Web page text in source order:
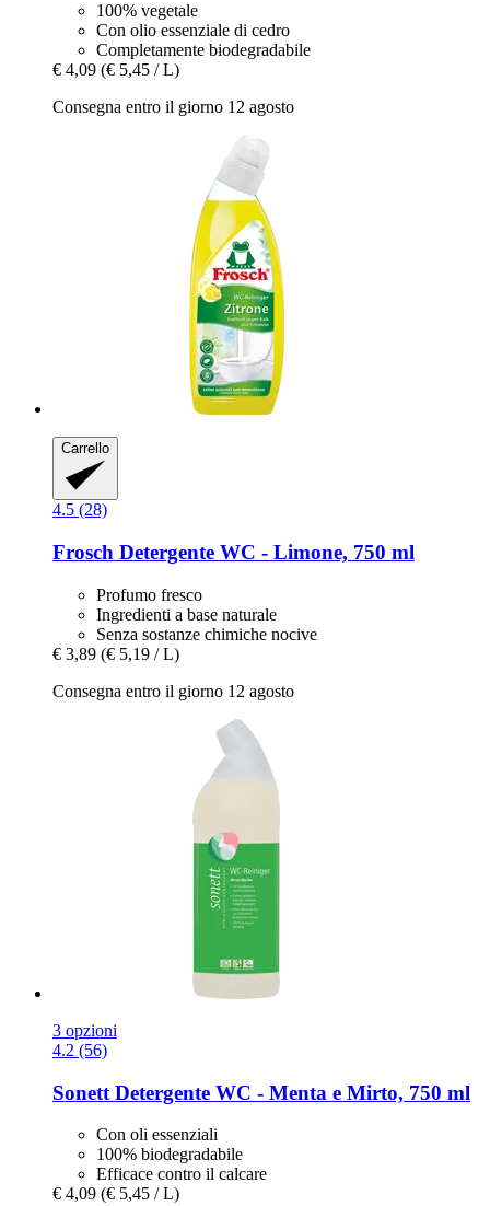
100% vegetale
Con olio essenziale di cedro
Completamente biodegradabile
€ 4,09 (€ 5,45 / L)
Consegna entro il giorno 12 agosto
Carrello
4.5 (28)
Frosch Detergente WC -​ Limone, 750 ml
Profumo fresco
Ingredienti a base naturale
Senza sostanze chimiche nocive
€ 3,89 (€ 5,19 / L)
Consegna entro il giorno 12 agosto
3 opzioni
4.2 (56)
Sonett Detergente WC -​ Menta e Mirto, 750 ml
Con oli essenziali
100% biodegradabile
Efficace contro il calcare
€ 4,09 (€ 5,45 / L)